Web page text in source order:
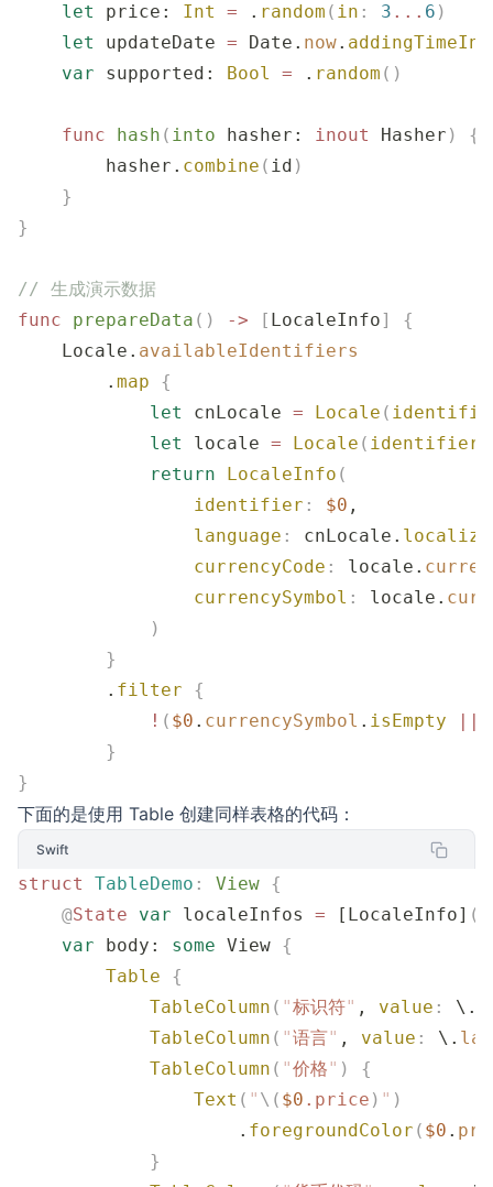
    let
price: Int = . random ( in : 3 ... 6 )
    let
updateDate = Date. now.
    var
supported: Bool = . random ()
    func
hash ( into hasher : inout Hasher )
{
        hasher.
combine ( id )
    }
}
// 生成演示数据
func prepareData () -> [ LocaleInfo]
{
    Locale.
availableIdentifiers
        .
map {
            let
cnLocale = Locale (
            let
locale = Locale ( identifier
            return
LocaleInfo (
                identifier
: $0 ,
                language
: cnLocale.
                currencyCode
: locale.
                currencySymbol
: locale.
            )
        }
        .
filter {
            !
( $0 . currencySymbol . isEmpty
        }
}
下面的是使用 Table 创建同样表格的代码：
Swift
struct TableDemo : View {
    @
State var localeInfos = [LocaleInfo] ()
    var
body: some View {
        Table
{
            TableColumn
( "标识符" , value : \.
            TableColumn
( "语言" , value : \.
            TableColumn
( "价格" )
{
                Text
( " \( $0 . price ) " )
                    .
foregroundColor ( $0 .
            }